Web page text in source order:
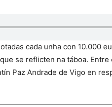
cada unha con 10.000
se reflicten na táboa. Entre
Paz Andrade de Vigo en